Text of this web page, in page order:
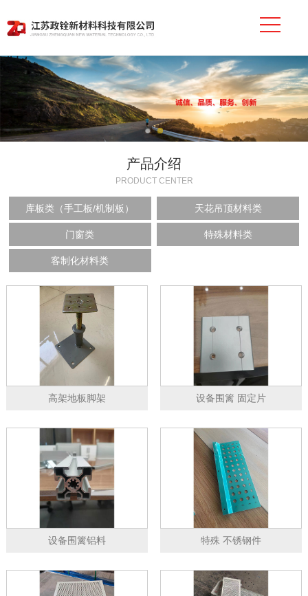
产品介绍
PRODUCT CENTER
库板类（手工板/机制板） 天花吊顶材料类
门窗类 特殊材料类
客制化材料类
高架地板脚架 设备围篱 固定片
设备围篱铝料 特殊 不锈钢件